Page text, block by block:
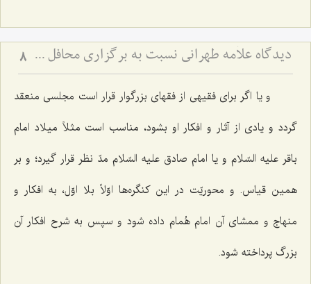
دیدگاه علاّمه طهرانی نسبت به برگزاری محافل جشن و عروسی و ترحیم 8
و یا اگر برای فقیهی از فقهای بزرگوار قرار است مجلسی منعقد
گردد و یادی از آثار و افکار او بشود، مناسب است مثلاً میلاد امام
باقر علیه السّلام و یا امام صادق علیه السّلام مدّ نظر قرار گیرد؛ و بر
همین قیاس. و محوریّت در این کنگره‌ها اوّلاً بلا اوّل، به افکار و
منهاج و ممشای آن امام هُمام داده شود و سپس به شرح افکار آن
بزرگ پرداخته شود.